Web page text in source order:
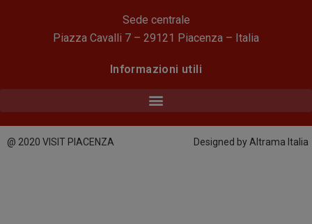
Sede centrale
Piazza Cavalli 7 – 29121 Piacenza – Italia
Informazioni utili
@ 2020 VISIT PIACENZA Designed by Altrama Italia